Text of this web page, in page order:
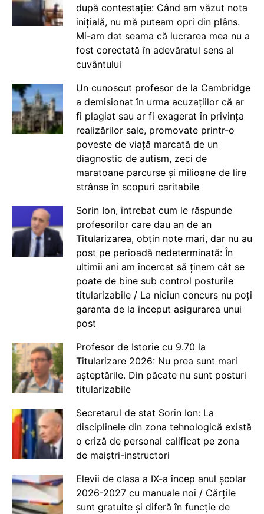
după contestație: Când am văzut nota
inițială, nu mă puteam opri din plâns.
Mi-am dat seama că lucrarea mea nu a
fost corectată în adevăratul sens al
cuvântului
Un cunoscut profesor de la Cambridge
a demisionat în urma acuzațiilor că ar
fi plagiat sau ar fi exagerat în privința
realizărilor sale, promovate printr-o
poveste de viață marcată de un
diagnostic de autism, zeci de
maratoane parcurse și milioane de lire
strânse în scopuri caritabile
Sorin Ion, întrebat cum le răspunde
profesorilor care dau an de an
Titularizarea, obțin note mari, dar nu au
post pe perioadă nedeterminată: În
ultimii ani am încercat să ținem cât se
poate de bine sub control posturile
titularizabile / La niciun concurs nu poți
garanta de la început asigurarea unui
post
Profesor de Istorie cu 9.70 la
Titularizare 2026: Nu prea sunt mari
așteptările. Din păcate nu sunt posturi
titularizabile
Secretarul de stat Sorin Ion: La
disciplinele din zona tehnologică există
o criză de personal calificat pe zona
de maiștri-instructori
Elevii de clasa a IX-a încep anul școlar
2026-2027 cu manuale noi / Cărțile
sunt gratuite și diferă în funcție de